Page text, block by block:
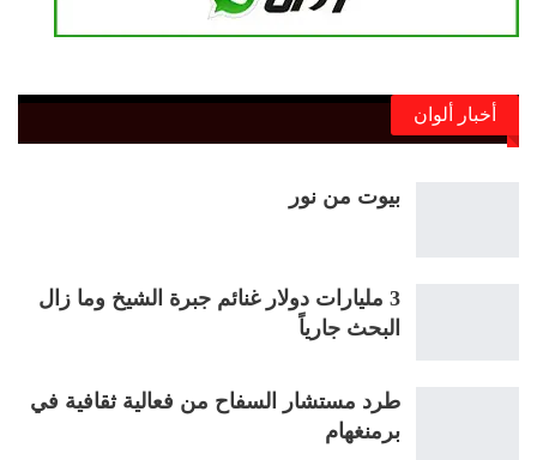
أخبار ألوان
بيوت من نور
3 مليارات دولار غنائم جبرة الشيخ وما زال
البحث جارياً
طرد مستشار السفاح من فعالية ثقافية في
برمنغهام